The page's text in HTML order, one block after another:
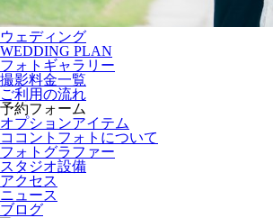
ウェディング
WEDDING PLAN
フォトギャラリー
撮影料金一覧
ご利用の流れ
予約フォーム
オプションアイテム
ココントフォトについて
フォトグラファー
スタジオ設備
アクセス
ニュース
ブログ